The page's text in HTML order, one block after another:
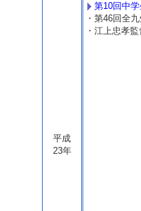
平成
23年
第10回中
・第46回全
・江上忠孝